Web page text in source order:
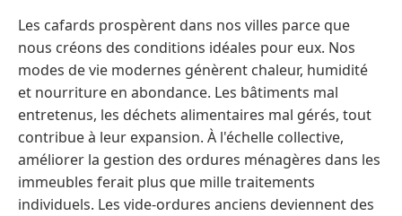
Les cafards prospèrent dans nos villes parce que
nous créons des conditions idéales pour eux. Nos
modes de vie modernes génèrent chaleur, humidité
et nourriture en abondance. Les bâtiments mal
entretenus, les déchets alimentaires mal gérés, tout
contribue à leur expansion. À l'échelle collective,
améliorer la gestion des ordures ménagères dans les
immeubles ferait plus que mille traitements
individuels. Les vide-ordures anciens deviennent des